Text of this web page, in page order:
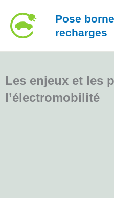
contenu
Pose
recharges
Les enjeux et les
l’électromobilité